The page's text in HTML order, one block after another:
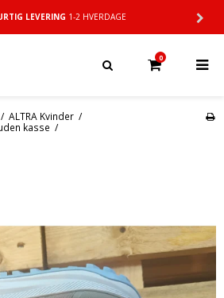
LEVERING 1-2 HVERDAGE
0
/ ALTRA Kvinder /
kasse /